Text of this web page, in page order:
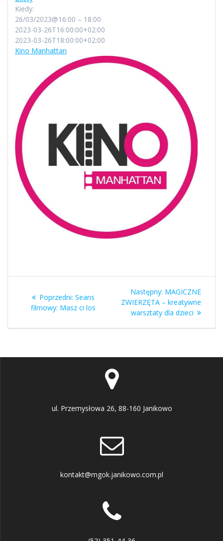
Kiedy:
26/03/2023@16:00 – 18:00
2023-03-26T16:00:00+02:00
2023-03-26T18:00:00+02:00
Kino Manhattan
wpisuPoprzedni: Poprzedni
wpis:
Seans
filmowy: Masz ci los
Następny: Następny
wpis:
MAGICZNE
ZWIERZĘTA – kreatywne
warsztaty dla dzieci
ul. Przemysłowa 26, 88-160 Janikowo
kontakt@mgok.janikowo.com.pl